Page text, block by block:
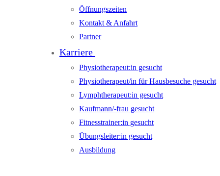
Öffnungszeiten
Kontakt & Anfahrt
Partner
Karriere
Physiotherapeut:in gesucht
Physiotherapeut/in für Hausbesuche gesucht
Lymphtherapeut:in gesucht
Kaufmann/-frau gesucht
Fitnesstrainer:in gesucht
Übungsleiter:in gesucht
Ausbildung